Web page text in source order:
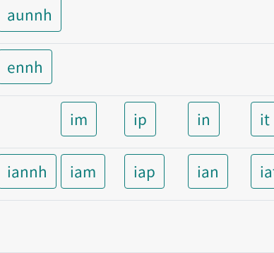
aunnh
ennh
im ip in it
iannh iam iap ian